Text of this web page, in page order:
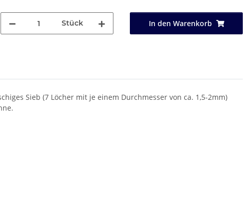
Stück In den Warenkorb
Sieb (7 Löcher mit je einem Durchmesser von ca. 1,5-2mm)